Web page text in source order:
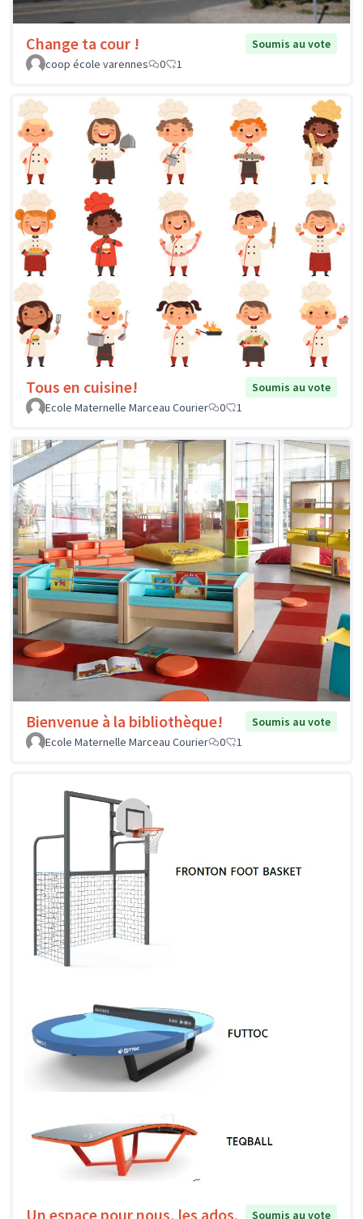
Change ta cour !
Soumis au vote
coop école varennes
0 1
Tous en cuisine!
Soumis au vote
Ecole Maternelle Marceau Courier
0 1
Bienvenue à la bibliothèque!
Soumis au vote
Ecole Maternelle Marceau Courier
0 1
Un espace pour nous, les ados. Soumis au vote